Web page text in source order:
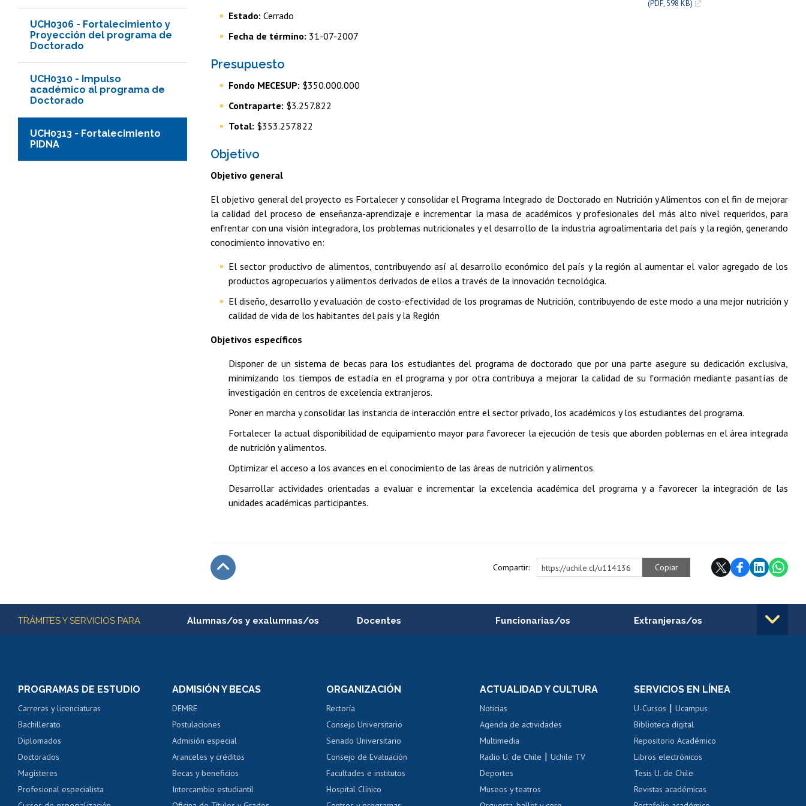
UCH0306 - Fortalecimiento y
Proyección del programa de
Doctorado
UCH0310 - Impulso
académico al programa de
Doctorado
UCH0313 - Fortalecimiento
PIDNA
(PDF, 598 KB)
Estado: Cerrado
Fecha de término: 31-07-2007
Presupuesto
Fondo MECESUP: $350.000.000
Contraparte: $3.257.822
Total: $353.257.822
Objetivo
Objetivo general
El objetivo general del proyecto es Fortalecer y consolidar el Programa Integrado de Doctorado en Nutrición y Alimentos con el fin de mejorar
la calidad del proceso de enseñanza-aprendizaje e incrementar la masa de académicos y profesionales del más alto nivel requeridos, para
enfrentar con una visión integradora, los problemas nutricionales y el desarrollo de la industria agroalimentaria del país y la región, generando
conocimiento innovativo en:
El sector productivo de alimentos, contribuyendo así al desarrollo económico del país y la región al aumentar el valor agregado de los
productos agropecuarios y alimentos derivados de ellos a través de la innovación tecnológica.
El diseño, desarrollo y evaluación de costo-efectividad de los programas de Nutrición, contribuyendo de este modo a una mejor nutrición y
calidad de vida de los habitantes del país y la Región
Objetivos específicos
Disponer de un sistema de becas para los estudiantes del programa de doctorado que por una parte asegure su dedicación exclusiva,
minimizando los tiempos de estadía en el programa y por otra contribuya a mejorar la calidad de su formación mediante pasantías de
investigación en centros de excelencia extranjeros.
Poner en marcha y consolidar las instancia de interacción entre el sector privado, los académicos y los estudiantes del programa.
Fortalecer la actual disponibilidad de equipamiento mayor para favorecer la ejecución de tesis que aborden poblemas en el área integrada
de nutrición y alimentos.
Optimizar el acceso a los avances en el conocimiento de las áreas de nutrición y alimentos.
Desarrollar actividades orientadas a evaluar e incrementar la excelencia académica del programa y a favorecer la integración de las
unidades académicas participantes.
Compartir: https://uchile.cl/u114136 Copiar
Más información
TRÁMITES Y SERVICIOS PARA Alumnas/os y exalumnas/os
Servicio médico y dental
Pago de arancel y crédito alumnos
Pago de arancel y crédito exalumnos
Certificado de títulos y grados
Docentes
Perfeccionamiento
Evaluación docente
Calificación académica
Postulación al AUCAI
Funcionarias/os
Portal de movilidad interna
Certificado de renta
Certificado de renta
Extranjeras/os
Cursos de español
Mi Uchile Ayuda tecnológica Tarjeta TUI Acoso laboral, sexual y violencia Denuncias administrativas
PROGRAMAS DE ESTUDIO
Carreras y licenciaturas
Bachillerato
Diplomados
Doctorados
Magísteres
Profesional especialista
ADMISIÓN Y BECAS
DEMRE
Postulaciones
Admisión especial
Aranceles y créditos
Becas y beneficios
Intercambio estudiantil
ORGANIZACIÓN
Rectoría
Consejo Universitario
Senado Universitario
Consejo de Evaluación
Facultades e institutos
Hospital Clínico
ACTUALIDAD Y CULTURA
Noticias
Agenda de actividades
Multimedia
Radio U. de Chile |Uchile TV
Deportes
Museos y teatros
SERVICIOS EN LÍNEA
U-Cursos |Ucampus
Biblioteca digital
Repositorio Académico
Libros electrónicos
Tesis U. de Chile
Revistas académicas